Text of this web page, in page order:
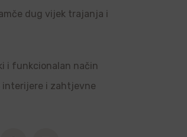
dug vijek trajanja i
i funkcionalan način
interijere i zahtjevne